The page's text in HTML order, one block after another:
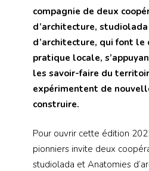
compagnie de deux
d’architecture,
d’architecture, qui font le
pratique locale,
les savoir-faire du
expérimentent de
construire.
Pour ouvrir cette édition
pionniers invite deux
studiolada et Anatomies